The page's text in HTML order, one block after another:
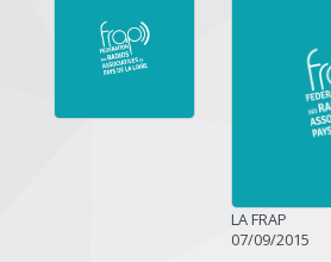
LA FRAP
07/09/2015